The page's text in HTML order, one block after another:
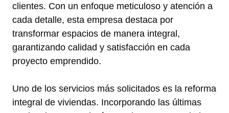
clientes. Con un enfoque meticuloso y atención a
cada detalle, esta empresa destaca por
transformar espacios de manera integral,
garantizando calidad y satisfacción en cada
proyecto emprendido.
Uno de los servicios más solicitados es la reforma
integral de viviendas. Incorporando las últimas